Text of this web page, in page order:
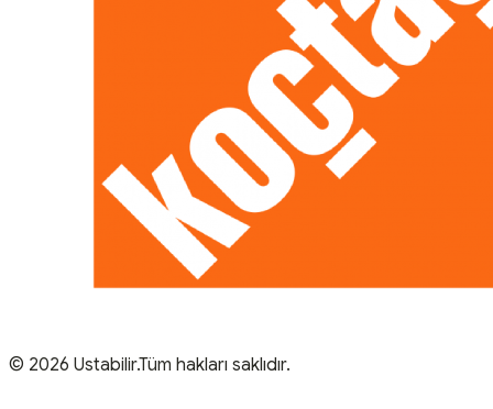
© 2026 Ustabilir.Tüm hakları saklıdır.